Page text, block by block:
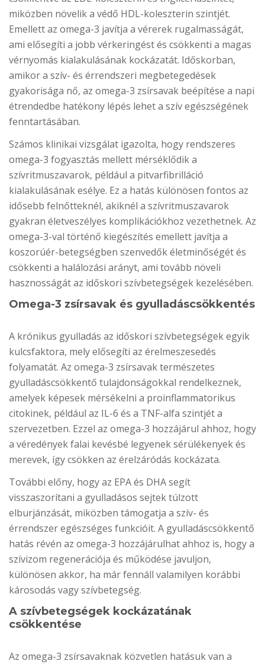
miközben növelik a védő HDL-koleszterin szintjét.
Emellett az omega-3 javítja a vérerek rugalmasságát,
ami elősegíti a jobb vérkeringést és csökkenti a magas
vérnyomás kialakulásának kockázatát. Időskorban,
amikor a szív- és érrendszeri megbetegedések
gyakorisága nő, az omega-3 zsírsavak beépítése a napi
étrendedbe hatékony lépés lehet a szív egészségének
fenntartásában.
Számos klinikai vizsgálat igazolta, hogy rendszeres
omega-3 fogyasztás mellett mérséklődik a
szívritmuszavarok, például a pitvarfibrilláció
kialakulásának esélye. Ez a hatás különösen fontos az
idősebb felnőtteknél, akiknél a szívritmuszavarok
gyakran életveszélyes komplikációkhoz vezethetnek. Az
omega-3-val történő kiegészítés emellett javítja a
koszorúér-betegségben szenvedők életminőségét és
csökkenti a halálozási arányt, ami tovább növeli
hasznosságát az időskori szívbetegségek kezelésében.
Omega-3 zsírsavak és gyulladáscsökkentés
A krónikus gyulladás az időskori szívbetegségek egyik
kulcsfaktora, mely elősegíti az érelmeszesedés
folyamatát. Az omega-3 zsírsavak természetes
gyulladáscsökkentő tulajdonságokkal rendelkeznek,
amelyek képesek mérsékelni a proinflammatorikus
citokinek, például az IL-6 és a TNF-alfa szintjét a
szervezetben. Ezzel az omega-3 hozzájárul ahhoz, hogy
a véredények falai kevésbé legyenek sérülékenyek és
merevek, így csökken az érelzáródás kockázata.
További előny, hogy az EPA és DHA segít
visszaszorítani a gyulladásos sejtek túlzott
elburjánzását, miközben támogatja a szív- és
érrendszer egészséges funkcióit. A gyulladáscsökkentő
hatás révén az omega-3 hozzájárulhat ahhoz is, hogy a
szívizom regenerációja és működése javuljon,
különösen akkor, ha már fennáll valamilyen korábbi
károsodás vagy szívbetegség.
A szívbetegségek kockázatának
csökkentése
Az omega-3 zsírsavaknak közvetlen hatásuk van a